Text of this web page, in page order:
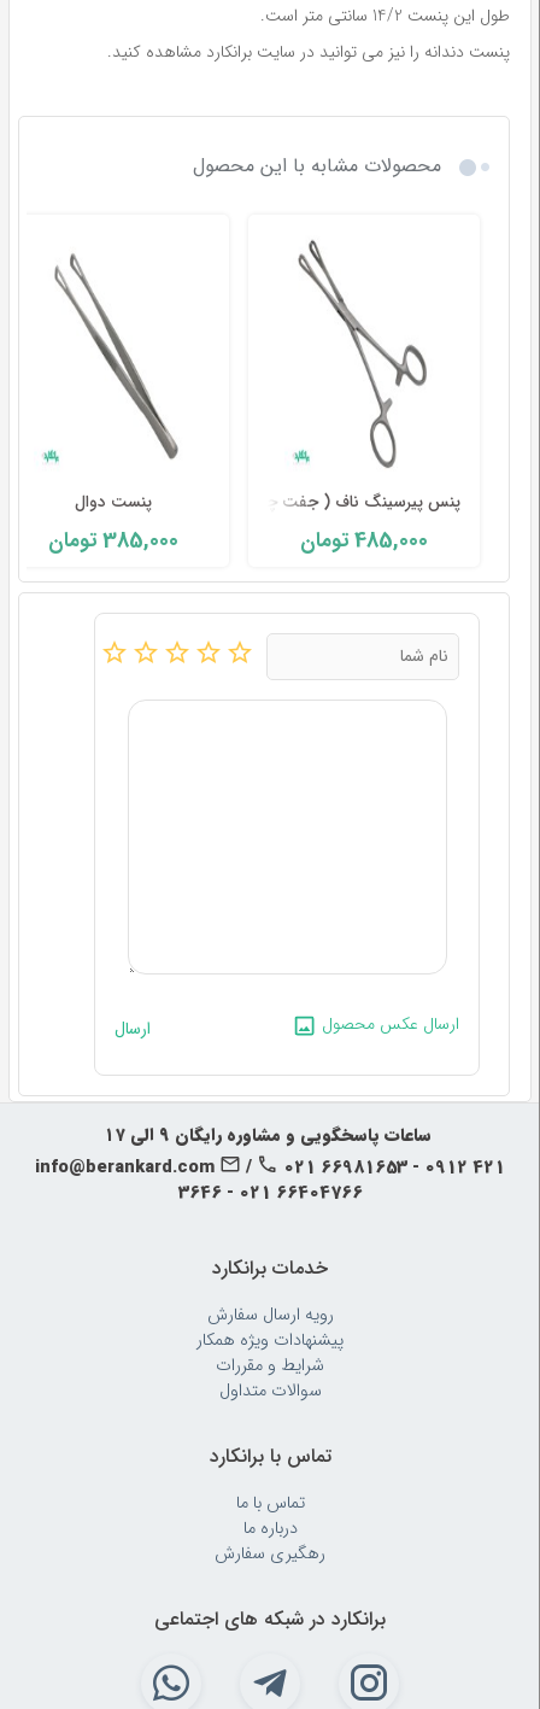
طول این پنست 14/2 سانتی متر است.
پنست دندانه را نیز می توانید در سایت برانکارد مشاهده کنید.
محصولات مشابه با این محصول
پنس پیرسینگ ناف ( جفت چاکدار )
485,000 تومان
پنست دوال
385,000 تومان
ارسال عکس محصول ارسال
‍‍ ساعات پاسخگویی و مشاوره رایگان ۹ الی ۱۷
info@berankard.com
/
021 66981653 - 0912 421
3646 - 021 66404766
خدمات برانکارد
رویه‌ ارسال سفارش
پیشنهادات ویژه همکار
شرایط و مقررات
سوالات متداول
تماس با برانکارد
تماس با ما
درباره ما
رهگیری سفارش
برانکارد در شبکه های اجتماعی